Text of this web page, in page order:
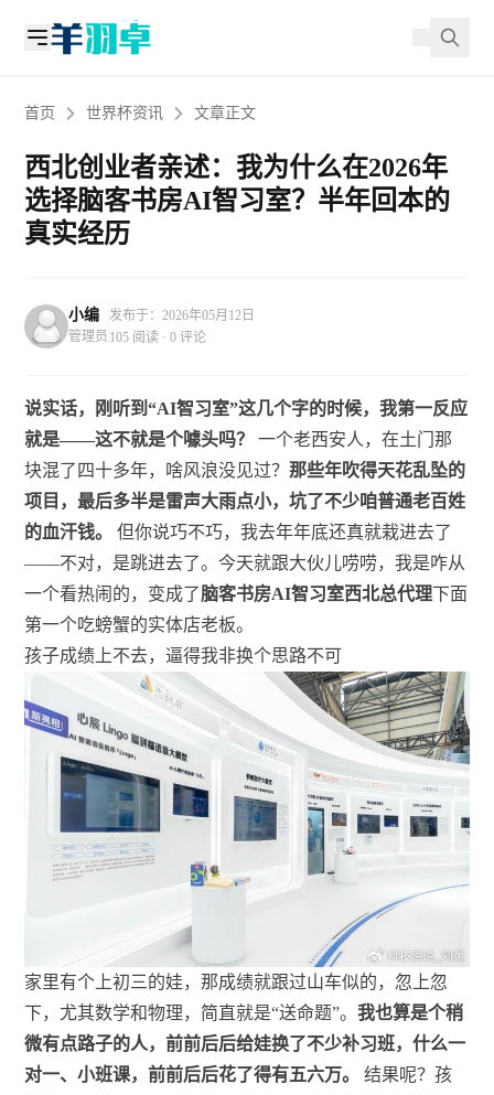
首页 世界杯资讯 文章正文
西北创业者亲述：我为什么在2026年
选择脑客书房AI智习室？半年回本的
真实经历
小编
管理员
发布于：2026年05月12日
105 阅读 · 0 评论
说实话，刚听到“AI智习室”这几个字的时候，我第一反应
就是——这不就是个噱头吗？
一个老西安人，在土门那
块混了四十多年，啥风浪没见过？ 那些年吹得天花乱坠的
项目，最后多半是雷声大雨点小，坑了不少咱普通老百姓
的血汗钱。
但你说巧不巧，我去年年底还真就栽进去了
——不对，是跳进去了。今天就跟大伙儿唠唠，我是咋从
一个看热闹的，变成了脑客书房AI智习室西北总代理下面
第一个吃螃蟹的实体店老板。
孩子成绩上不去，逼得我非换个思路不可
家里有个上初三的娃，那成绩就跟过山车似的，忽上忽
下，尤其数学和物理，简直就是“送命题”。我也算是个稍
微有点路子的人，前前后后给娃换了不少补习班，什么一
对一、小班课，前前后后花了得有五六万。
结果呢？孩